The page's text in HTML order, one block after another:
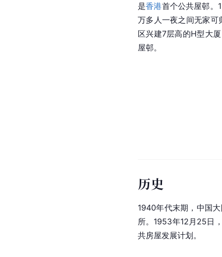
是香港首个公共屋邨 。
万多人一夜之间无家可
区兴建7层高的H型大
屋邨。
历史
1940年代末期，中国
所。1953年12月25日
共房屋发展计划。